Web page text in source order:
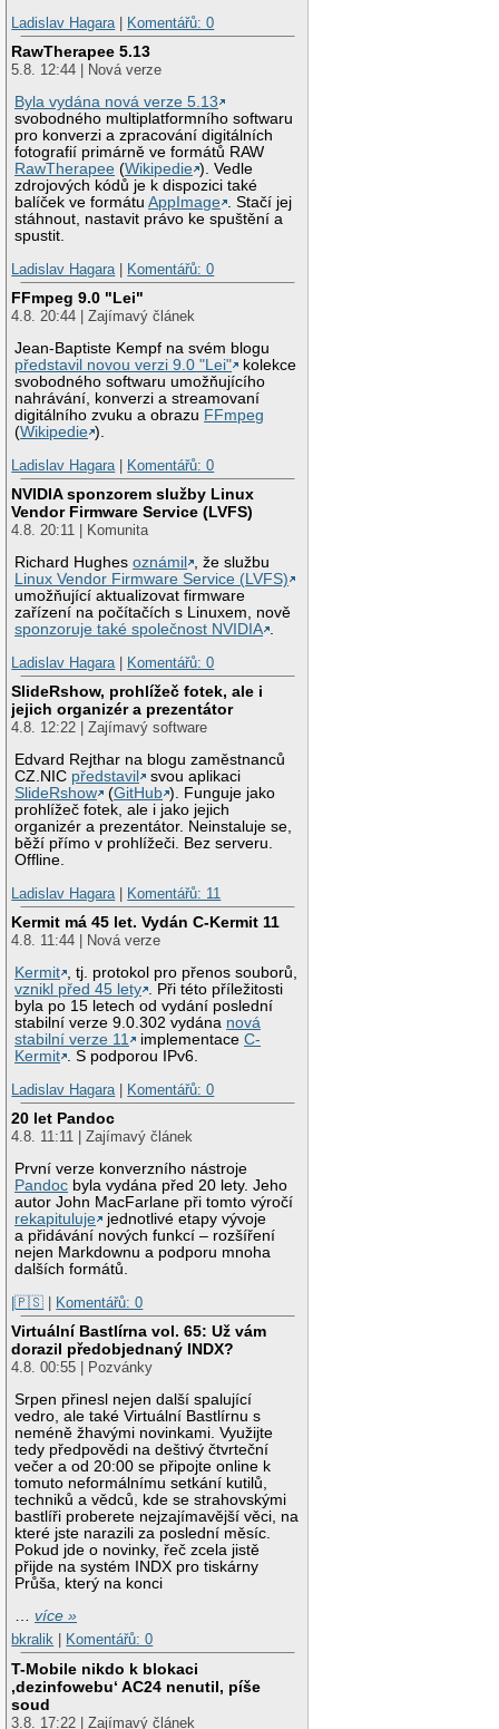
Ladislav Hagara
Komentářů: 0
RawTherapee 5.13
5.8. 12:44 | Nová verze
Byla vydána nová verze 5.13
svobodného multiplatformního softwaru
pro konverzi a zpracování digitálních
fotografií primárně ve formátů RAW
RawTherapee (Wikipedie ). Vedle
zdrojových kódů je k dispozici také
balíček ve formátuAppImage . Stačí jej
stáhnout, nastavit právo ke spuštění a
spustit.
Ladislav Hagara
Komentářů: 0
FFmpeg 9.0 "Lei"
4.8. 20:44 | Zajímavý článek
Jean-Baptiste Kempf na svém blogu
představil novou verzi 9.0 "Lei"
kolekce
svobodného softwaru umožňujícího
nahrávání, konverzi a streamovaní
digitálního zvuku a obrazu FFmpeg
(Wikipedie ).
Ladislav Hagara
Komentářů: 0
NVIDIA sponzorem služby Linux
Vendor Firmware Service (LVFS)
4.8. 20:11 | Komunita
Richard Hughesoznámil
, že službu
Linux Vendor Firmware Service (LVFS)
umožňující aktualizovat firmware
zařízení na počítačích s Linuxem, nově
sponzoruje také společnost NVIDIA .
Ladislav Hagara | Komentářů: 0
SlideRshow, prohlížeč fotek, ale i
jejich organizér a prezentátor
4.8. 12:22 | Zajímavý software
Edvard Rejthar na blogu zaměstnanců
CZ.NIC představil
svou aplikaci
SlideRshow
(GitHub ). Funguje jako
prohlížeč fotek, ale i jako jejich
organizér a prezentátor. Neinstaluje se,
běží přímo v prohlížeči. Bez serveru.
Offline.
Ladislav Hagara | Komentářů: 11
Kermit má 45 let. Vydán C-Kermit 11
4.8. 11:44 | Nová verze
Kermit , tj. protokol pro přenos souborů,
vznikl před 45 lety . Při této příležitosti
byla po 15 letech od vydání poslední
stabilní verze 9.0.302 vydána nová
stabilní verze 11
implementaceC-
Kermit . S podporou IPv6.
Ladislav Hagara | Komentářů: 0
20 let Pandoc
4.8. 11:11 | Zajímavý článek
První verze konverzního nástroje
Pandoc byla vydána před 20 lety. Jeho
autor John MacFarlane při tomto výročí
rekapituluje
jednotlivé etapy vývoje
a přidávání nových funkcí – rozšíření
nejen Markdownu a podporu mnoha
dalších formátů.
|🇵🇸 | Komentářů: 0
Virtuální Bastlírna vol. 65: Už vám
dorazil předobjednaný INDX?
4.8. 00:55 | Pozvánky
Srpen přinesl nejen další spalující
vedro, ale také Virtuální Bastlírnu s
neméně žhavými novinkami. Využijte
tedy předpovědi na deštivý čtvrteční
večer a od 20:00 se připojte online k
tomuto neformálnímu setkání kutilů,
techniků a vědců, kde se strahovskými
bastlíři proberete nejzajímavější věci, na
které jste narazili za poslední měsíc.
Pokud jde o novinky, řeč zcela jistě
přijde na systém INDX pro tiskárny
Průša, který na konci
…více »
bkralik
Komentářů: 0
T-Mobile nikdo k blokaci
‚dezinfowebu‘ AC24 nenutil, píše
soud
3.8. 17:22 | Zajímavý článek